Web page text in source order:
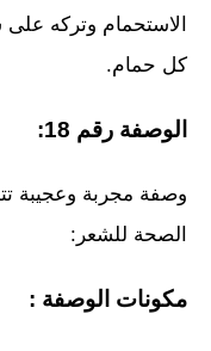
الاستحمام وتركه
كل حمام.
الوصفة رقم 18:
وصفة مجربة وعجيبة
الصحة للشعر:
مكونات الوصفة :